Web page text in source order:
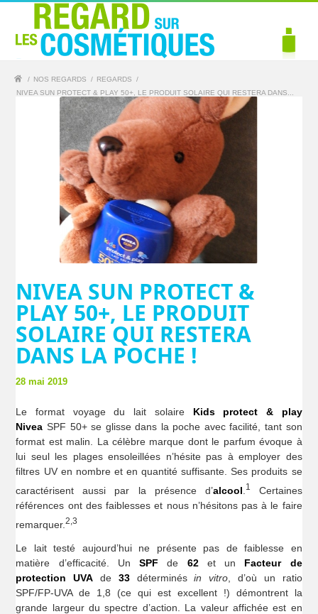
/ NOS REGARDS / REGARDS
/
NIVEA SUN PROTECT & PLAY 50+, LE PRODUIT SOLAIRE QUI RESTERA DANS...
NIVEA SUN PROTECT &
PLAY 50+, LE PRODUIT
SOLAIRE QUI RESTERA
DANS LA POCHE !
28 mai 2019
Le format voyage du lait solaire Kids protect & play
Nivea SPF 50+ se glisse dans la poche avec facilité, tant son
format est malin. La célèbre marque dont le parfum évoque à
lui seul les plages ensoleillées n’hésite pas à employer des
filtres UV en nombre et en quantité suffisante. Ses produits se
caractérisent aussi par la présence d’alcool 1
Certaines
références ont des faiblesses et nous n’hésitons pas à le faire
remarquer.2,3
Le lait testé aujourd’hui ne présente pas de faiblesse en
matière d’efficacité. UnSPF de 62et un Facteur de
protection UVA de 33déterminésin vitro , d’où un ratio
SPF/FP-UVA de 1,8 (ce qui est excellent !) démontrent la
grande largeur du spectre d’action. La valeur affichée est en